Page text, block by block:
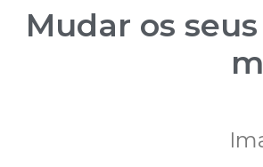
Mudar os